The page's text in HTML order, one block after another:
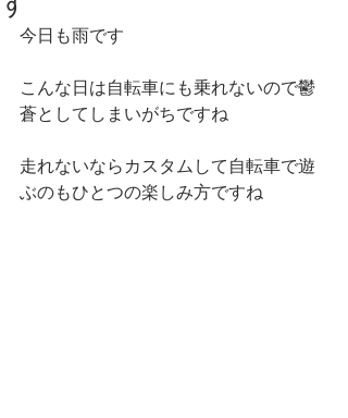
今日も雨です
こんな日は自転車にも乗れないので鬱
蒼としてしまいがちですね
走れないならカスタムして自転車で遊
ぶのもひとつの楽しみ方ですね